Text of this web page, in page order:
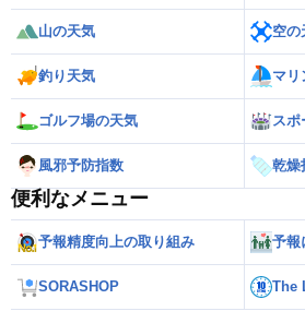
山の天気 空の
釣り天気 マリ
ゴルフ場の天気 スポ
風邪予防指数 乾燥
便利なメニュー
予報精度向上の取り組み 予報
SORASHOP The